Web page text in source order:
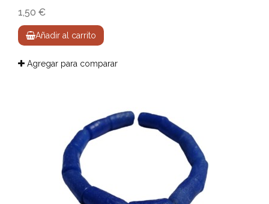
1,50 €
Añadir al carrito
Agregar para comparar